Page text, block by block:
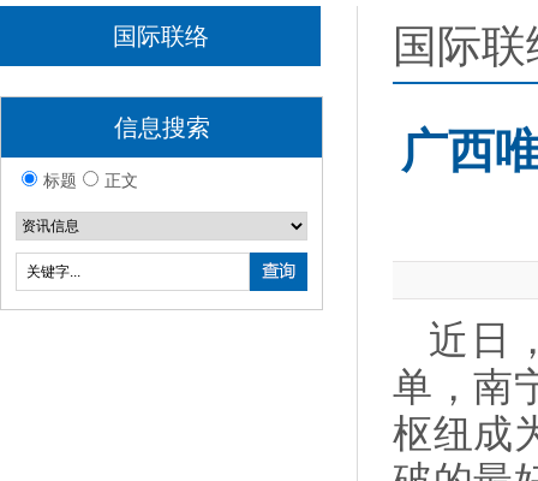
国际联络
信息搜索
标题 正文
国际联
广西
近日
单，南
枢纽成